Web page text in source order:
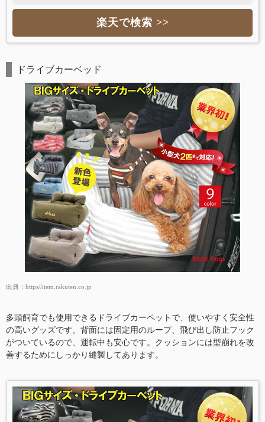
楽天で検索 >>
ドライブカーベッド
出典： https//item.rakuten.co.jp
多頭飼育でも使用できるドライブカーペットで、使いやすく安全性
の高いグッズです。背面には固定用のループ、飛び出し防止フック
がついているので、運転中も安心です。クッションには型崩れを改
善するためにしっかり縫製してあります。